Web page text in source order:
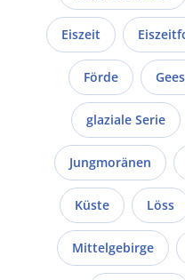
Eiszeit
Förde
glaziale Serie
Jungmoränen
Küste Löss
Mittelgebirge